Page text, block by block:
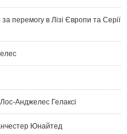
перемогу в Лізі Європи та Серії
Анджелес Гелаксі
Юнайтед